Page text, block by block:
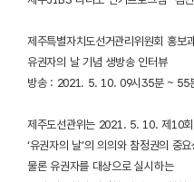
제주특별자치도선거관리위원회 홍보
유권자의 날 기념 생방송 인터뷰
방송 : 2021. 5. 10. 09시35분 ~ 55
제주도선관위는 2021. 5. 10. 제10
‘유권자의 날’의 의의와 참정권의 중
물론 유권자를 대상으로 실시하는